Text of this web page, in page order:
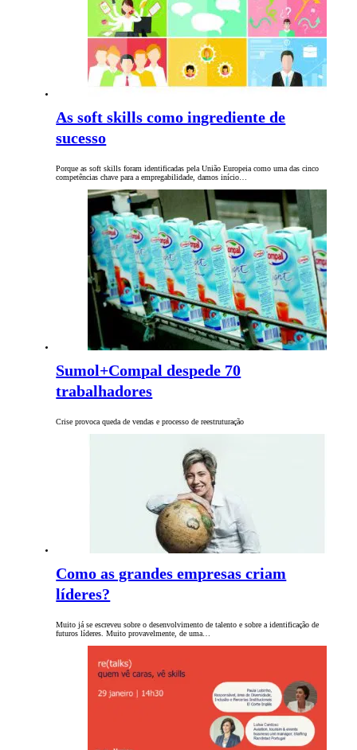
As soft skills como ingrediente de
sucesso
Porque as soft skills foram identificadas pela União Europeia como uma das cinco
competências chave para a empregabilidade, damos início…
Sumol+Compal despede 70
trabalhadores
Crise provoca queda de vendas e processo de reestruturação
Como as grandes empresas criam
líderes?
Muito já se escreveu sobre o desenvolvimento de talento e sobre a identificação de
futuros líderes. Muito provavelmente, de uma…